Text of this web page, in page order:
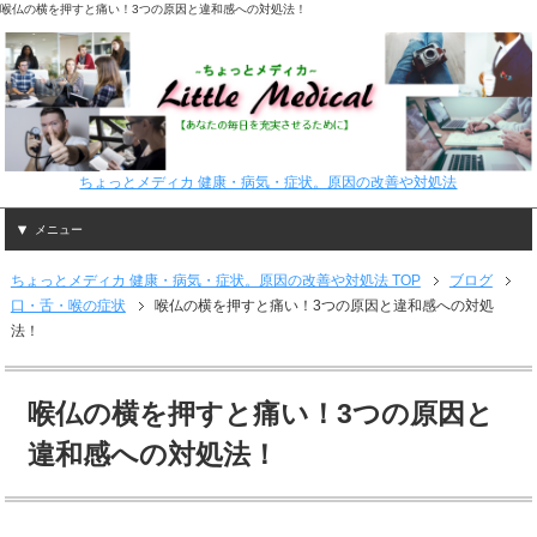
喉仏の横を押すと痛い！3つの原因と違和感への対処法！
ちょっとメディカ 健康・病気・症状。原因の改善や対処法
メニュー
ちょっとメディカ 健康・病気・症状。原因の改善や対処法 TOP
ブログ
口・舌・喉の症状
喉仏の横を押すと痛い！3つの原因と違和感への対処
法！
喉仏の横を押すと痛い！3つの原因と
違和感への対処法！